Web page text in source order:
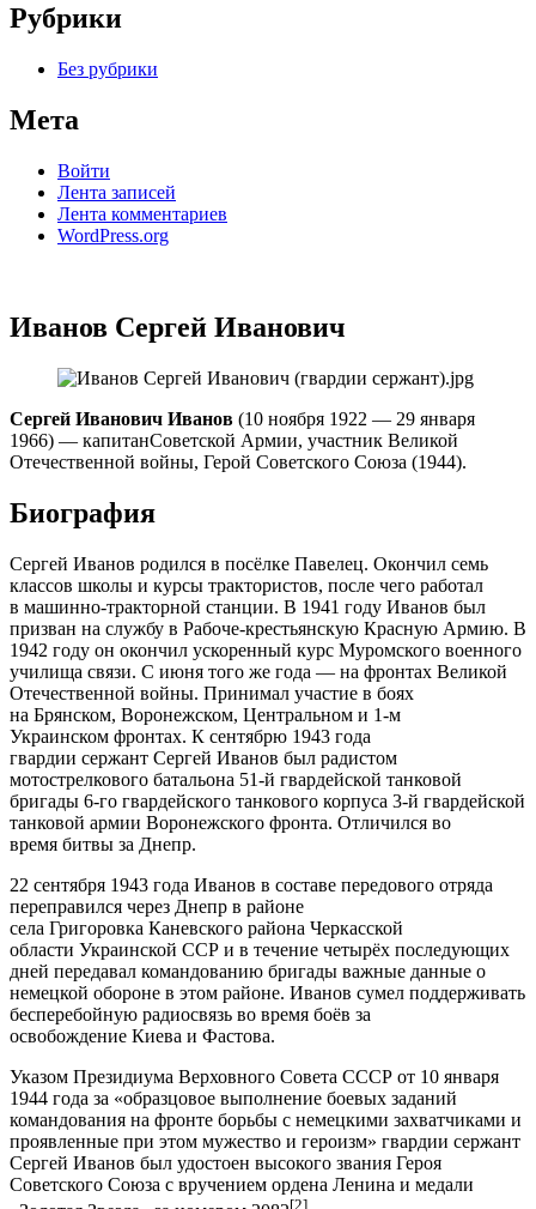
Рубрики
Без рубрики
Мета
Войти
Лента записей
Лента комментариев
WordPress.org
Иванов Сергей Иванович
Сергей Иванович Иванов (10 ноября 1922 — 29 января
1966) — капитанСоветской Армии, участник Великой
Отечественной войны, Герой Советского Союза (1944).
Биография
Сергей Иванов родился в посёлке Павелец. Окончил семь
классов школы и курсы трактористов, после чего работал
в машинно-тракторной станции. В 1941 году Иванов был
призван на службу в Рабоче-крестьянскую Красную Армию. В
1942 году он окончил ускоренный курс Муромского военного
училища связи. С июня того же года — на фронтах Великой
Отечественной войны. Принимал участие в боях
на Брянском, Воронежском, Центральном и 1-м
Украинском фронтах. К сентябрю 1943 года
гвардии сержант Сергей Иванов был радистом
мотострелкового батальона 51-й гвардейской танковой
бригады 6-го гвардейского танкового корпуса 3-й гвардейской
танковой армии Воронежского фронта. Отличился во
время битвы за Днепр.
22 сентября 1943 года Иванов в составе передового отряда
переправился через Днепр в районе
села Григоровка Каневского района Черкасской
области Украинской ССР и в течение четырёх последующих
дней передавал командованию бригады важные данные о
немецкой обороне в этом районе. Иванов сумел поддерживать
бесперебойную радиосвязь во время боёв за
освобождение Киева и Фастова.
Указом Президиума Верховного Совета СССР от 10 января
1944 года за «образцовое выполнение боевых заданий
командования на фронте борьбы с немецкими захватчиками и
проявленные при этом мужество и героизм» гвардии сержант
Сергей Иванов был удостоен высокого звания Героя
Советского Союза с вручением ордена Ленина и медали
[2]